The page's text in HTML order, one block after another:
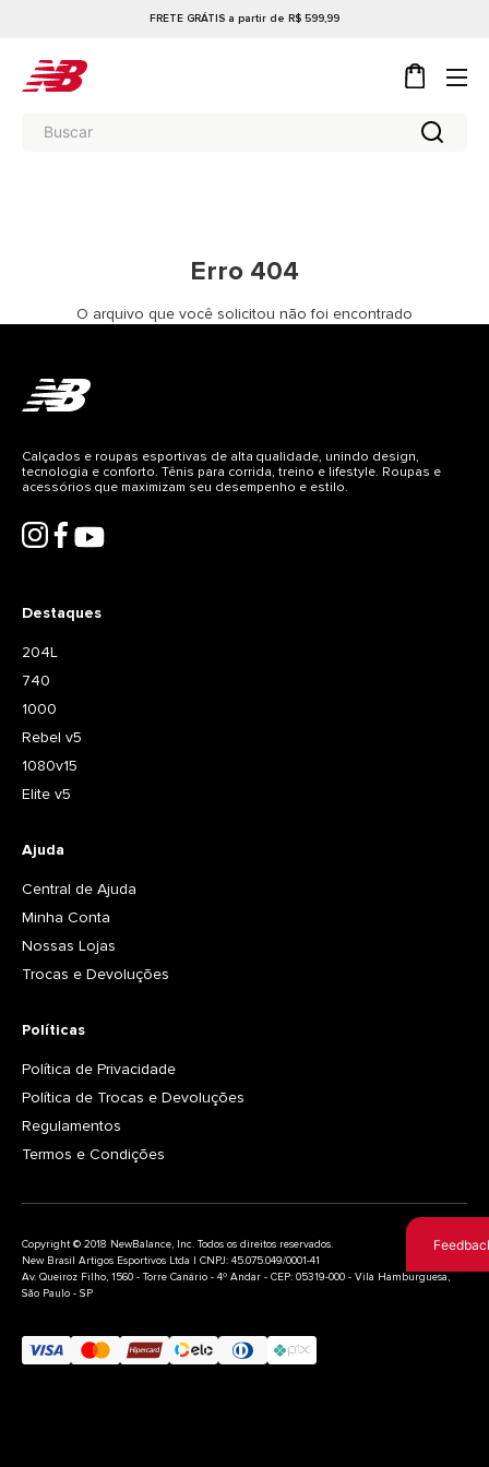
FRETE GRÁTIS a partir de R$ 599,99
Erro 404
O arquivo que você solicitou não foi encontrado
Destaques
204L
740
1000
Rebel v5
1080v15
Elite v5
Ajuda
Central de Ajuda
Minha Conta
Nossas Lojas
Trocas e Devoluções
Políticas
Política de Privacidade
Política de Trocas e Devoluções
Regulamentos
Termos e Condições
Calçados e roupas esportivas de alta qualidade, unindo design,
tecnologia e conforto. Tênis para corrida, treino e lifestyle. Roupas e
acessórios que maximizam seu desempenho e estilo.
Copyright © 2018 NewBalance, Inc. Todos os direitos reservados.
New Brasil Artigos Esportivos Ltda | CNPJ: 45.075.049/0001-41
Av. Queiroz Filho, 1560 - Torre Canário - 4º Andar - CEP: 05319-000 - Vila Hamburguesa,
São Paulo - SP